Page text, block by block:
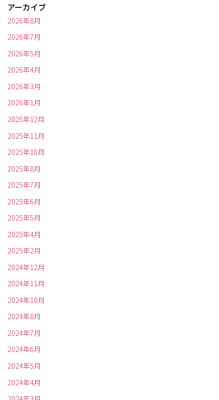
アーカイブ
2026年8月
2026年7月
2026年5月
2026年4月
2026年3月
2026年1月
2025年12月
2025年11月
2025年10月
2025年8月
2025年7月
2025年6月
2025年5月
2025年4月
2025年2月
2024年12月
2024年11月
2024年10月
2024年8月
2024年7月
2024年6月
2024年5月
2024年4月